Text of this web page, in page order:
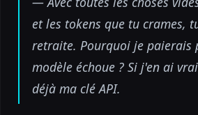
et les tokens que tu crames,
retraite. Pourquoi je paierais
modèle échoue ? Si j'en ai
déjà ma clé API.